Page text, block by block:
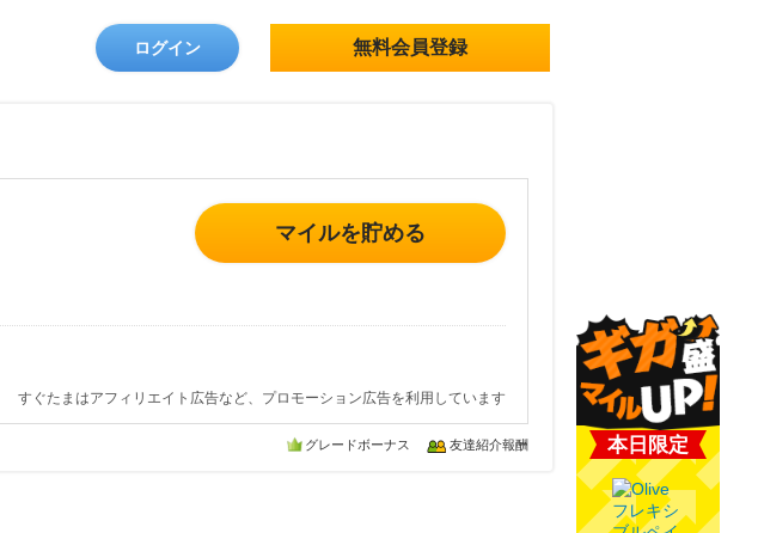
ログイン 無料会員登録
マイルを貯める
すぐたまはアフィリエイト広告など、プロモーション広告を利用しています
グレードボーナス 友達紹介報酬 本日限定